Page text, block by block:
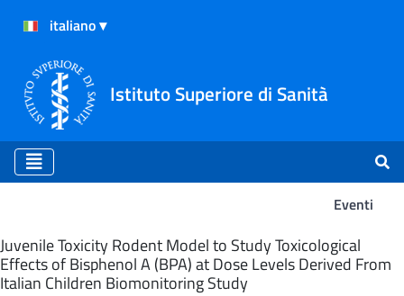
Istituto Superiore di Sanità
Eventi
Eventi
Juvenile Toxicity Rodent Model to Study Toxicological
Effects of Bisphenol A (BPA) at Dose Levels Derived From
Italian Children Biomonitoring Study